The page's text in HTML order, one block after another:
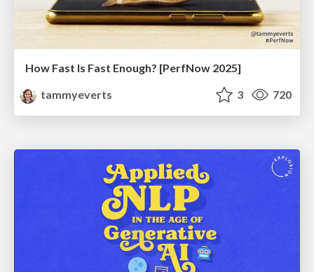
How Fast Is Fast Enough? [PerfNow 2025]
tammyeverts
3 720